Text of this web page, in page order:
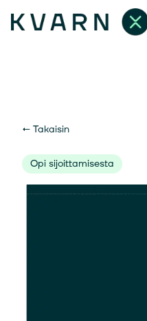
← Takaisin
Opi sijoittamisesta